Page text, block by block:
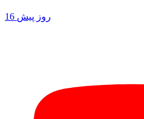
16 روز پیش